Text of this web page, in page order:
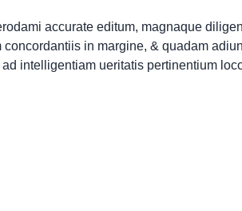
accurate editum, magnaque
in margine, & quadam
intelligentiam ueritatis pertinentium